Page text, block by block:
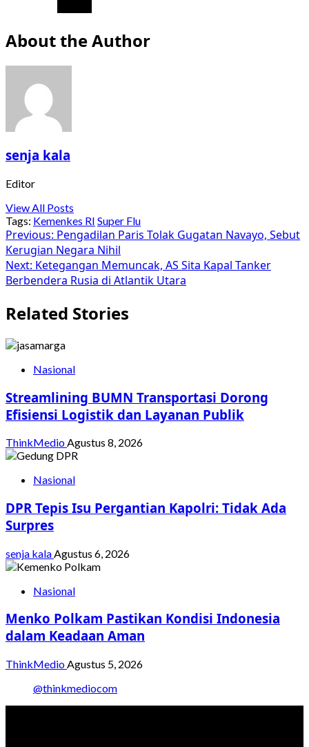
About the Author
senja kala
Editor
View All Posts
Tags: Kemenkes RI Super Flu
Post
navigation
Previous: Pengadilan Paris Tolak Gugatan Navayo, Sebut
Kerugian Negara Nihil
Next: Ketegangan Memuncak, AS Sita Kapal Tanker
Berbendera Rusia di Atlantik Utara
Related Stories
Nasional
Streamlining BUMN Transportasi Dorong
Efisiensi Logistik dan Layanan Publik
ThinkMedioAgustus 8, 2026
Nasional
DPR Tepis Isu Pergantian Kapolri: Tidak Ada
Surpres
senja kala Agustus 6, 2026
Nasional
Menko Polkam Pastikan Kondisi Indonesia
dalam Keadaan Aman
ThinkMedioAgustus 5, 2026
@thinkmediocom